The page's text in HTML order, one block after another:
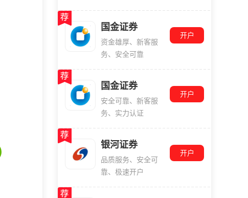
国金证券
资金雄厚、新客服
务、安全可靠
开户
国金证券
安全可靠、新客服
务、实力认证
开户
银河证券
品质服务、安全可
靠、极速开户
开户